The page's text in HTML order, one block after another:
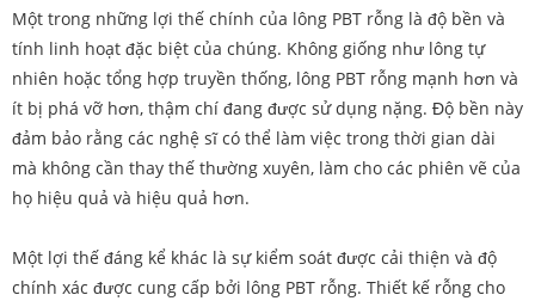
Một trong những lợi thế chính của lông PBT rỗng là độ bền và
tính linh hoạt đặc biệt của chúng. Không giống như lông tự
nhiên hoặc tổng hợp truyền thống, lông PBT rỗng mạnh hơn và
ít bị phá vỡ hơn, thậm chí đang được sử dụng nặng. Độ bền này
đảm bảo rằng các nghệ sĩ có thể làm việc trong thời gian dài
mà không cần thay thế thường xuyên, làm cho các phiên vẽ của
họ hiệu quả và hiệu quả hơn.
Một lợi thế đáng kể khác là sự kiểm soát được cải thiện và độ
chính xác được cung cấp bởi lông PBT rỗng. Thiết kế rỗng cho